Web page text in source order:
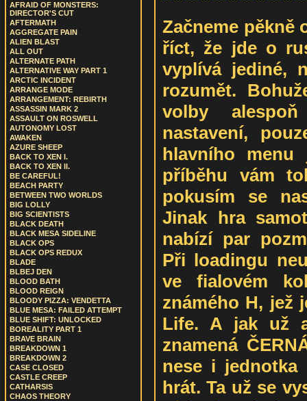
AFRAID OF MONSTERS:
DIRECTOR'S CUT
AFTERMATH
AGGREGATE PAIN
ALIEN BLAST
ALL OUT
ALTERNATE PATH
ALTERNATIVE WAY PART 1
ARCTIC INCIDENT
ARRANGE MODE
ARRANGEMENT: REBIRTH
ASSASSIN MARK 2
ASSAULT ON ROSWELL
AUTONOMY LOST
AWAKEN
AZURE SHEEP
BACK TO XEN I.
BACK TO XEN II.
BE CAREFUL!
BEACH PARTY
BETWEEN TWO WORLDS
BIG LOLLY
BIG SCIENTISTS
BLACK DEATH
BLACK MESA SIDELINE
BLACK OPS
BLACK OPS REDUX
BLADE
BLBEJ DEN
BLOOD BATH
BLOOD REIGN
BLOODY PIZZA: VENDETTA
BLUE MESA: FAILED ATTEMPT
BLUE SHIFT: UNLOCKED
BOREALITY PART 1
BRAVE BRAIN
BREAKDOWN 1
BREAKDOWN 2
CASE CLOSED
CASTLE CREEP
CATHARSIS
CHAOS THEORY
Začneme pěkně
říct, že jde o
vyplívá jediné,
rozumět.
volby
nastavení,
hlavního
příběhu vám
pokusím se
Jinak hra
nabízí par
Při loadingu
ve fialovém
známého H, jež
Life. A jak už
znamená
nese i jednotka
hrát. Ta už se